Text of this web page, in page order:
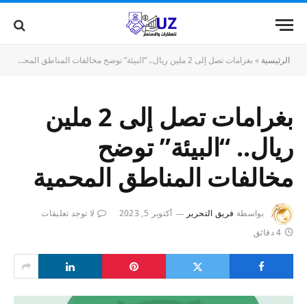
الرئيسية »بغرامات تصل إلى 2 ملين ريال.. “البيئة” توضح مخالفات المناطق المحمية
بغرامات تصل إلى 2 ملين
ريال.. “البيئة” توضح
مخالفات المناطق المحمية
بواسطة فريق التحرير أكتوبر 5, 2023
لا توجد تعليقات
4 دقائق